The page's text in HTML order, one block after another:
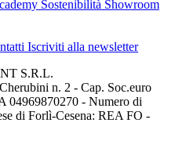
Sostenibilità Showroom
Iscriviti alla newsletter
S.R.L.
n. 2 - Cap. Soc.euro
04969870270 - Numero di
di Forlì-Cesena: REA FO -